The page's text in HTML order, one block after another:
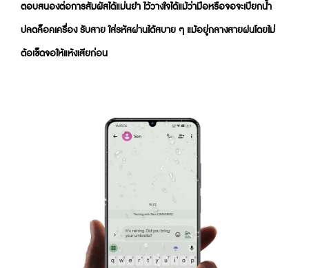
ตอบสนองต่อการสัมผัสได้แม่นยำ ไว้วางใจได้แม้ว่ามือหรือจอจะเปียกน้ำ
ปลดล็อคเครื่อง รับสาย ใส่รหัสผ่านได้สบาย ๆ แม้อยู่กลางสายฝนโดยไม่
ต้อเช็ดจอให้แห้งเสียก่อน